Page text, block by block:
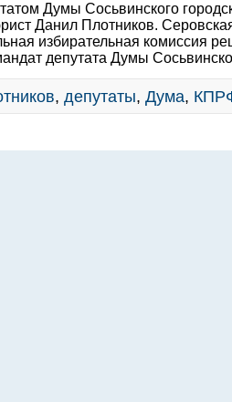
Думы Сосьвинского
Данил Плотников.
избирательная комиссия
депутата Думы
, депутаты, Дума,